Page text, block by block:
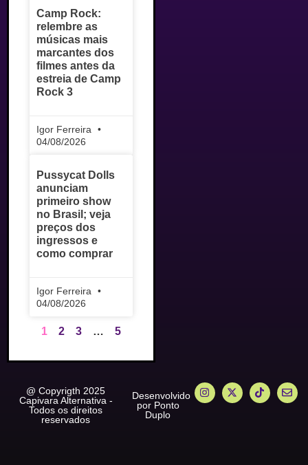
Camp Rock:
relembre as
músicas mais
marcantes dos
filmes antes da
estreia de Camp
Rock 3
Igor Ferreira
04/08/2026
Pussycat Dolls
anunciam
primeiro show
no Brasil; veja
preços dos
ingressos e
como comprar
Igor Ferreira
04/08/2026
1 2 3 … 5
@ Copyrigth 2025
Capivara Alternativa -
Todos os direitos
reservados
Desenvolvido
por Ponto
Duplo